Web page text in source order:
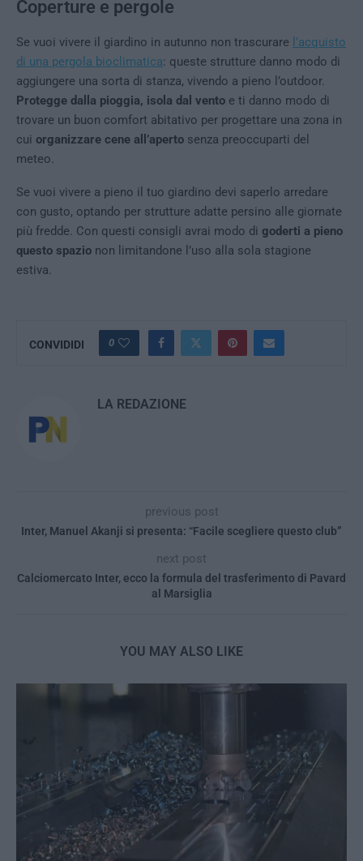
Coperture e pergole
Se vuoi vivere il giardino in autunno non trascurare l’acquisto
di una pergola bioclimatica: queste strutture danno modo di
aggiungere una sorta di stanza, vivendo a pieno l’outdoor.
Protegge dalla pioggia, isola dal vento e ti danno modo di
trovare un buon comfort abitativo per progettare una zona in
cui organizzare cene all’aperto senza preoccuparti del
meteo.
Se vuoi vivere a pieno il tuo giardino devi saperlo arredare
con gusto, optando per strutture adatte persino alle giornate
più fredde. Con questi consigli avrai modo di goderti a pieno
questo spazio non limitandone l’uso alla sola stagione
estiva.
CONVIDIDI 0
LA REDAZIONE
previous post
Inter, Manuel Akanji si presenta: “Facile scegliere questo club”
next post
Calciomercato Inter, ecco la formula del trasferimento di Pavard
al Marsiglia
YOU MAY ALSO LIKE